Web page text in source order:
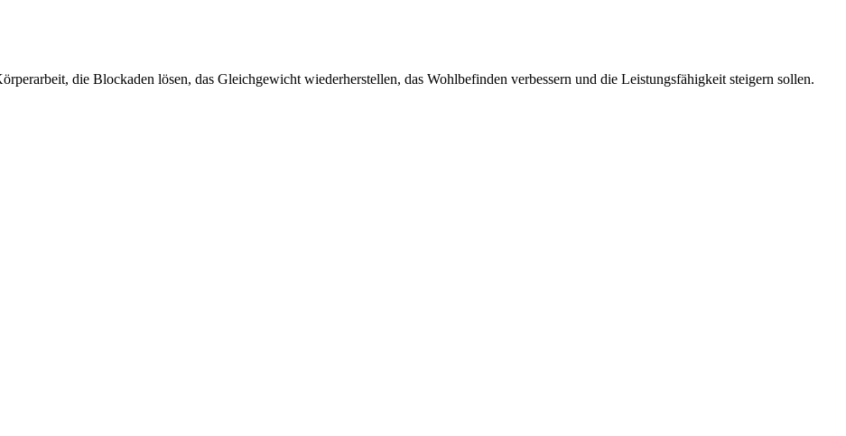
die Blockaden lösen, das Gleichgewicht wiederherstellen, das Wohlbefinden verbessern und die Leistungsfähigkeit steigern sollen.